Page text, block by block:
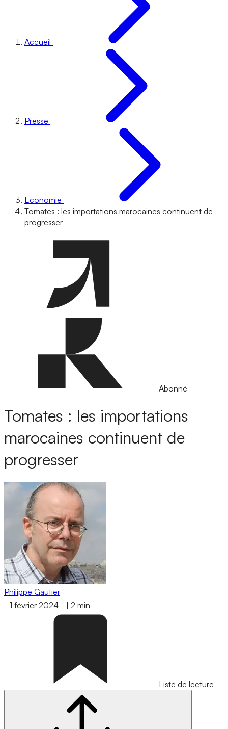
Accueil
Presse
Economie
Tomates : les importations marocaines continuent de
progresser
Abonné
Tomates : les importations
marocaines continuent de
progresser
Philippe Gautier
- 1 février 2024 - 2 min
Liste de lecture